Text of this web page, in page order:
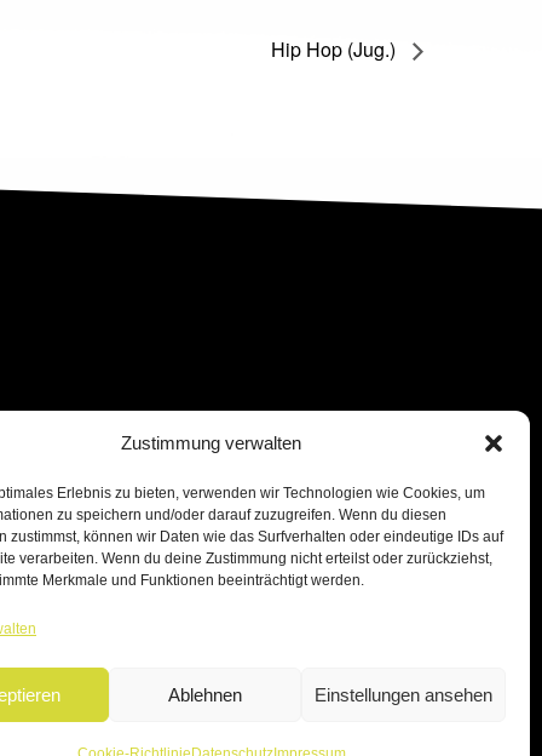
Zustimmung verwalten
Erlebnis zu bieten, verwenden wir Technologien wie Cookies, um
zu speichern und/oder darauf zuzugreifen. Wenn du diesen
zustimmst, können wir Daten wie das Surfverhalten oder eindeutige IDs auf
verarbeiten. Wenn du deine Zustimmung nicht erteilst oder zurückziehst,
Merkmale und Funktionen beeinträchtigt werden.
Ablehnen Einstellungen ansehen
Hip Hop (Jug.)